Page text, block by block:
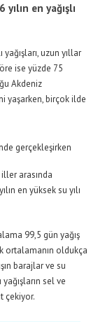
uzun yıllar
ise yüzde 75
Akdeniz
yaşarken, birçok ilde
gerçekleşirken
arasında
en yüksek su yılı
99,5 gün yağış
ortalamanın oldukça
barajlar ve su
sel ve
çekiyor.